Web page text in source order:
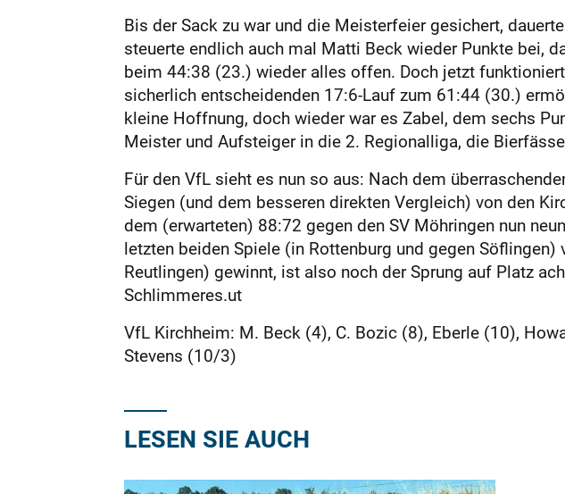
Bis der Sack zu war und die Meisterfeier gesichert,
steuerte endlich auch mal Matti Beck wieder Punkte bei,
beim 44:38 (23.) wieder alles offen. Doch jetzt
sicherlich entscheidenden 17:6-Lauf zum 61:44 (30.)
kleine Hoffnung, doch wieder war es Zabel, dem sechs
Meister und Aufsteiger in die 2. Regionalliga, die
Für den VfL sieht es nun so aus: Nach dem
Siegen (und dem besseren direkten Vergleich) von den
dem (erwarteten) 88:72 gegen den SV Möhringen nun
letzten beiden Spiele (in Rottenburg und gegen
Reutlingen) gewinnt, ist also noch der Sprung auf Platz
Schlimmeres.ut
VfL Kirchheim: M. Beck (4), C. Bozic (8), Eberle (10),
Stevens (10/3)
LESEN SIE AUCH